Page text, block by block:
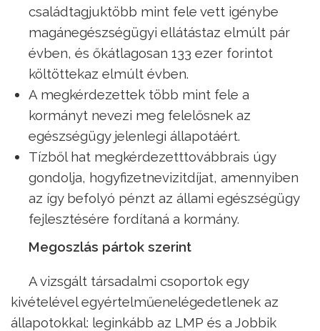
családtagjuktöbb mint fele vett igénybe
magánegészségügyi ellátástaz elmúlt pár
évben, és őkátlagosan 133 ezer forintot
költöttekaz elmúlt évben.
A megkérdezettek több mint fele a
kormányt nevezi meg felelősnek az
egészségügy jelenlegi állapotáért.
Tízből hat megkérdezetttovábbrais úgy
gondolja, hogyfizetnevizitdíjat, amennyiben
az így befolyó pénzt az állami egészségügy
fejlesztésére fordítaná a kormány.
Megoszlás pártok szerint
A vizsgált társadalmi csoportok egy
kivételével egyértelműenelégedetlenek az
állapotokkal: leginkább az LMP és a Jobbik